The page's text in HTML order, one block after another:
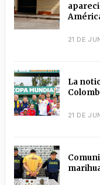
21 DE
La
21 DE